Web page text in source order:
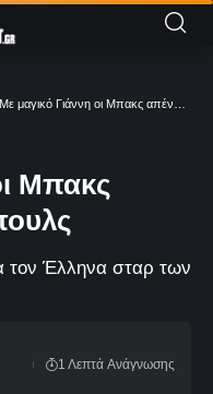
Με μαγικό Γιάννη οι Μπακς απέναντι στους Μπουλς
Μπακς
τον Έλληνα σταρ των
1 Λεπτά Aνάγνωσης